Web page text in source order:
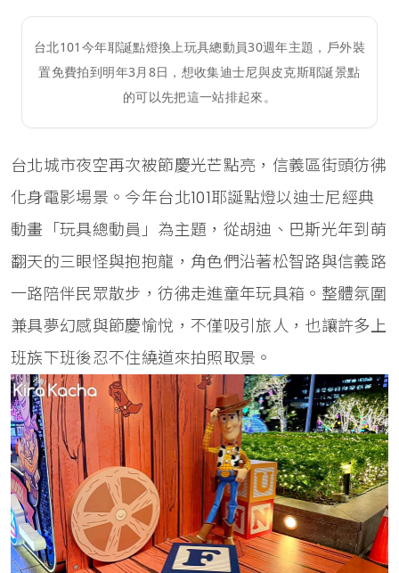
台北101今年耶誕點燈換上玩具總動員30週年主題，戶外裝
置免費拍到明年3月8日，想收集迪士尼與皮克斯耶誕景點
的可以先把這一站排起來。
台北城市夜空再次被節慶光芒點亮，信義區街頭彷彿
化身電影場景。今年台北101耶誕點燈以迪士尼經典
動畫「玩具總動員」為主題，從胡迪、巴斯光年到萌
翻天的三眼怪與抱抱龍，角色們沿著松智路與信義路
一路陪伴民眾散步，彷彿走進童年玩具箱。整體氛圍
兼具夢幻感與節慶愉悅，不僅吸引旅人，也讓許多上
班族下班後忍不住繞道來拍照取景。